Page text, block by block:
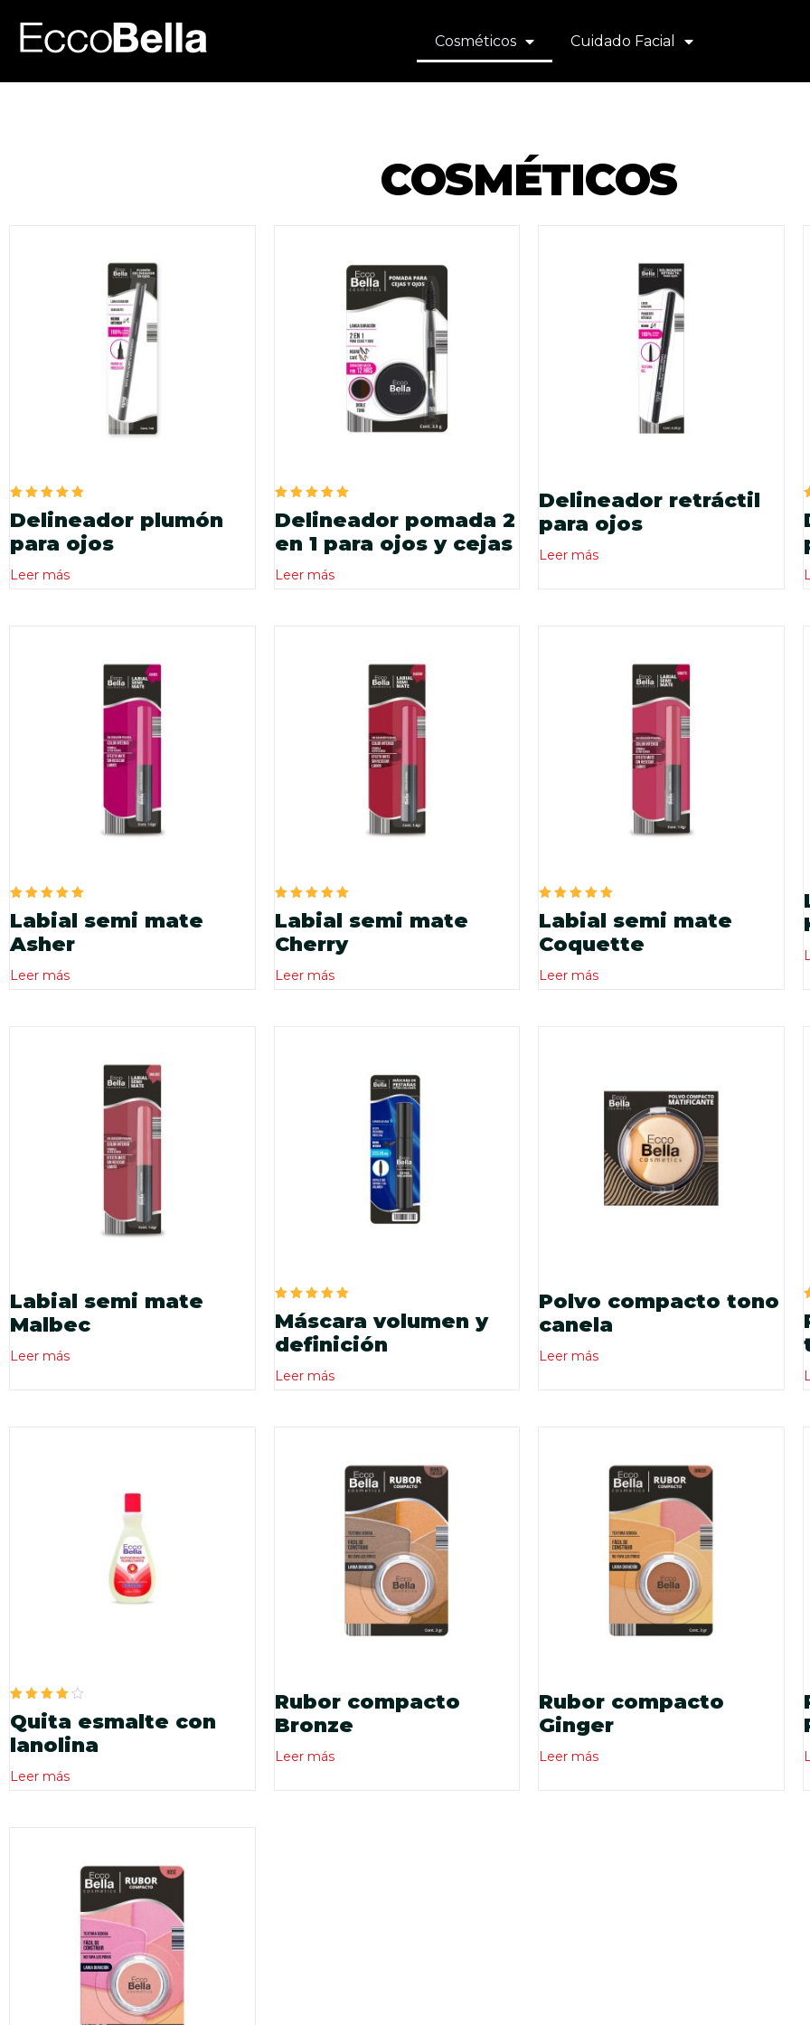
Cosméticos Cuidado Facial
COSMÉTICOS
Valorado
en
de 5
Delineador plumón
para ojos
Leer más
Valorado
en
de 5
Delineador pomada 2
en 1 para ojos y cejas
Leer más
Delineador retráctil
para ojos
Leer más
Valorado
en
de 5
Labial semi mate
Asher
Leer más
Valorado
en
de 5
Labial semi mate
Cherry
Leer más
Valorado
en
de 5
Labial semi mate
Coquette
Leer más
Labial semi mate
Malbec
Leer más
en
de 5
Máscara volumen y
definición
Leer más
Polvo compacto tono
canela
Leer más
Valorado
en
4.00
de 5
Quita esmalte con
lanolina
Leer más
Rubor compacto
Bronze
Leer más
Rubor compacto
Ginger
Leer más